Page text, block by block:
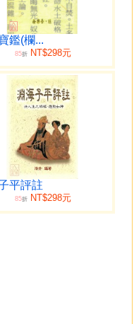
理固相通者也。 君子居
推求宿因之方便 法門
上寓次
鑑(欄...
85折NT$298元
平評註
85折NT$298元